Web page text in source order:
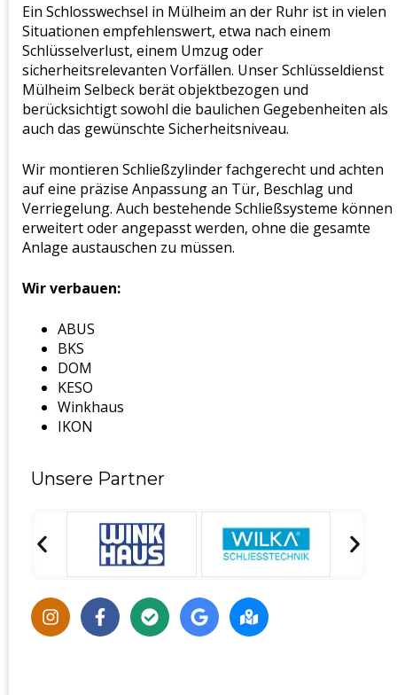
Ein Schlosswechsel in Mülheim an der Ruhr ist in vielen
Situationen empfehlenswert, etwa nach einem
Schlüsselverlust, einem Umzug oder
sicherheitsrelevanten Vorfällen. Unser Schlüsseldienst
Mülheim Selbeck berät objektbezogen und
berücksichtigt sowohl die baulichen Gegebenheiten als
auch das gewünschte Sicherheitsniveau.
Wir montieren Schließzylinder fachgerecht und achten
auf eine präzise Anpassung an Tür, Beschlag und
Verriegelung. Auch bestehende Schließsysteme können
erweitert oder angepasst werden, ohne die gesamte
Anlage austauschen zu müssen.
Wir verbauen:
ABUS
BKS
DOM
KESO
Winkhaus
IKON
Unsere Partner